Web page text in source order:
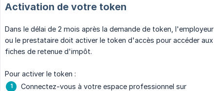
Activation de votre token
Dans le délai de 2 mois après la demande de token, l'employeur
ou le prestataire doit activer le token d'accès pour accéder aux
fiches de retenue d'impôt.
Pour activer le token :
Connectez-vous à votre espace professionnel sur